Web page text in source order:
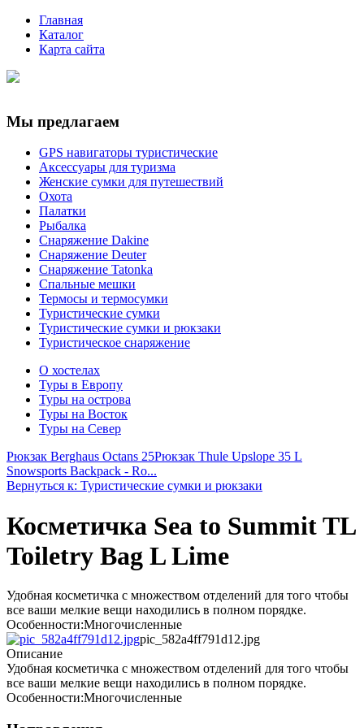
Главная
Каталог
Карта сайта
Мы предлагаем
GPS навигаторы туристические
Аксессуары для туризма
Женские сумки для путешествий
Охота
Палатки
Рыбалка
Снаряжение Dakine
Снаряжение Deuter
Снаряжение Tatonka
Спальные мешки
Термосы и термосумки
Туристические сумки
Туристические сумки и рюкзаки
Туристическое снаряжение
О хостелах
Туры в Европу
Туры на острова
Туры на Восток
Туры на Север
Рюкзак Berghaus Octans 25Рюкзак Thule Upslope 35 L
Snowsports Backpack - Ro...
Вернуться к: Туристические сумки и рюкзаки
Косметичка Sea to Summit TL
Toiletry Bag L Lime
Удобная косметичка с множеством отделений для того чтобы
все ваши мелкие вещи находились в полном порядке.
Особенности:Многочисленные
pic_582a4ff791d12.jpg
Описание
Удобная косметичка с множеством отделений для того чтобы
все ваши мелкие вещи находились в полном порядке.
Особенности:Многочисленные